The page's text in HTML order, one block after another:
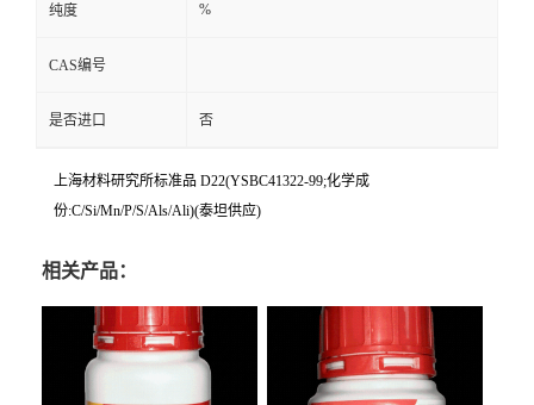
纯度 %
CAS编号
是否进口 否
上海材料研究所标准品 D22(YSBC41322-99;化学成
份:C/Si/Mn/P/S/Als/Ali)(泰坦供应)
相关产品：